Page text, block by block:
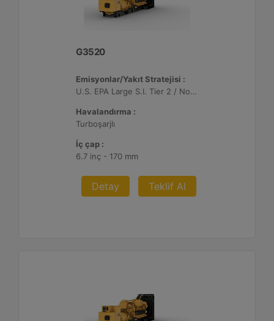
G3520
Emisyonlar/Yakıt Stratejisi :
U.S. EPA Large S.I. Tier 2 / Non-Road Mobile Sertifikalı
Havalandırma :
Turboşarjlı
İç çap :
6.7 inç - 170 mm
Detay Teklif Al